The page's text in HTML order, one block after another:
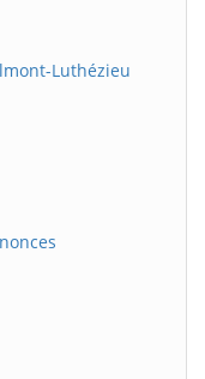
Luthézieu